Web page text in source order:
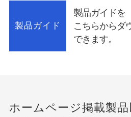
製品ガイド
製品ガイドを
こちらからダ
できます。
ホームページ掲載製